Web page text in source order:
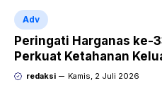
Adv
Peringati Harganas ke-
Perkuat Ketahanan
redaksi Kamis, 2 Juli 2026